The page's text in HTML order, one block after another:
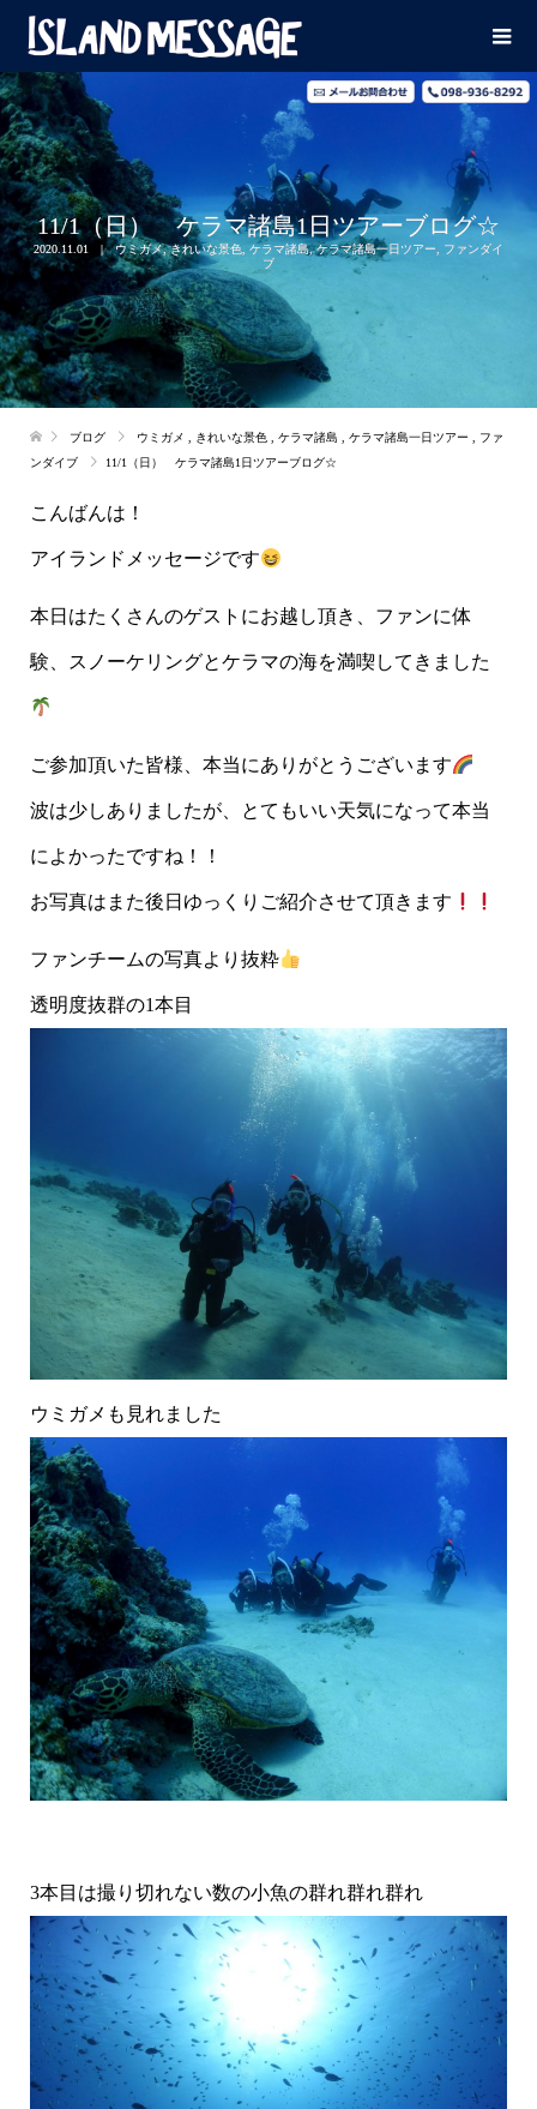
11/1（日） ケラマ諸島1日ツアーブログ☆
2020.11.01 ウミガメ,きれいな景色 ケラマ諸島,ケラマ諸島一日ツアー
ファンダイ
ブ
ブログ ウミガメ きれいな景色 ケラマ諸島 ケラマ諸島一日ツアー
ファ
ンダイブ
11/1（日） ケラマ諸島1日ツアーブログ☆
こんばんは！
アイランドメッセージです
本日はたくさんのゲストにお越し頂き、ファンに体
験、スノーケリングとケラマの海を満喫してきました
ご参加頂いた皆様、本当にありがとうございます
波は少しありましたが、とてもいい天気になって本当
によかったですね！！
お写真はまた後日ゆっくりご紹介させて頂きます
ファンチームの写真より抜粋
透明度抜群の1本目
ウミガメも見れました
3本目は撮り切れない数の小魚の群れ群れ群れ